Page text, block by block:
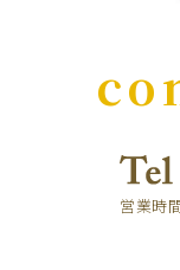
営業時